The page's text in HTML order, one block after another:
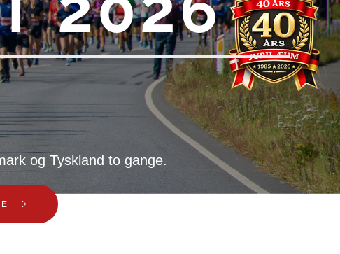
og Tyskland to gange.